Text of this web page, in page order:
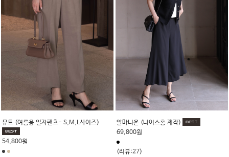
뮤트 (여름용 일자팬츠- S,M,L사이즈)
54,800원
알마니온 (나이스홍 제작)
69,800원
(리뷰:27)